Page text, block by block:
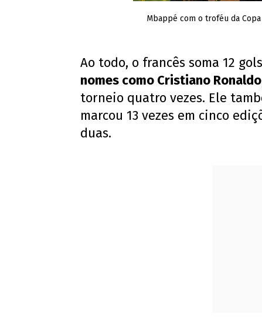
Mbappé com o troféu da
Ao todo, o francês soma 12
nomes como Cristiano
torneio quatro vezes. Ele
marcou 13 vezes em cinco
duas.